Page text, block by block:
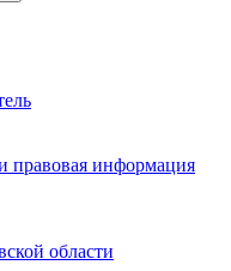
правовая информация
области